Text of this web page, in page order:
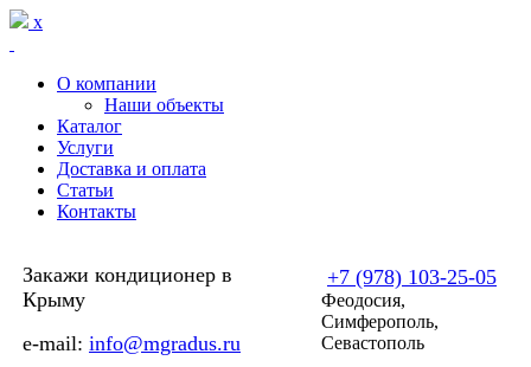
Перейти к основному содержанию
x
О компании
Наши объекты
Каталог
Услуги
Доставка и оплата
Статьи
Контакты
Закажи кондиционер в
Крыму
e-mail: info@mgradus.ru
+7 (978) 103-25-05
Феодосия,
Симферополь,
Севастополь